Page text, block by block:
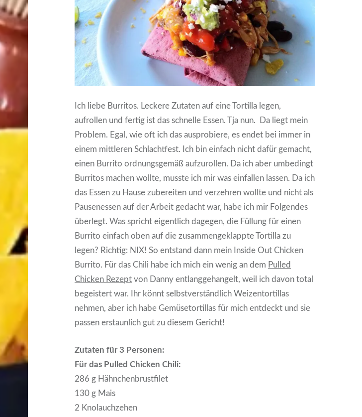
Ich liebe Burritos. Leckere Zutaten auf eine Tortilla legen,
aufrollen und fertig ist das schnelle Essen. Tja nun. Da liegt mein
Problem. Egal, wie oft ich das ausprobiere, es endet bei immer in
einem mittleren Schlachtfest. Ich bin einfach nicht dafür gemacht,
einen Burrito ordnungsgemäß aufzurollen. Da ich aber umbedingt
Burritos machen wollte, musste ich mir was einfallen lassen. Da ich
das Essen zu Hause zubereiten und verzehren wollte und nicht als
Pausenessen auf der Arbeit gedacht war, habe ich mir Folgendes
überlegt. Was spricht eigentlich dagegen, die Füllung für einen
Burrito einfach oben auf die zusammengeklappte Tortilla zu
legen? Richtig: NIX! So entstand dann mein Inside Out Chicken
Burrito. Für das Chili habe ich mich ein wenig an dem Pulled
Chicken Rezept von Danny entlanggehangelt, weil ich davon total
begeistert war. Ihr könnt selbstverständlich Weizentortillas
nehmen, aber ich habe Gemüsetortillas für mich entdeckt und sie
passen erstaunlich gut zu diesem Gericht!
Zutaten für 3 Personen:
Für das Pulled Chicken Chili:
286 g Hähnchenbrustfilet
130 g Mais
2 Knolauchzehen